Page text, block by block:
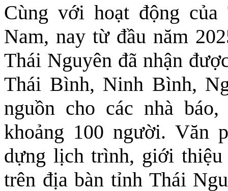
Cùng với hoạt động
Nam, nay từ đầu năm
Thái Nguyên đã nhận
Thái Bình, Ninh Bình,
nguồn cho các nhà
khoảng 100 người. Văn
dựng lịch trình, giới
trên địa bàn tỉnh Thái